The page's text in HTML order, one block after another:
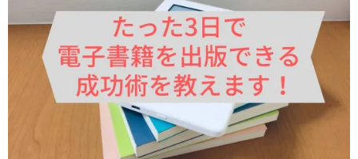

メニュ

前へ